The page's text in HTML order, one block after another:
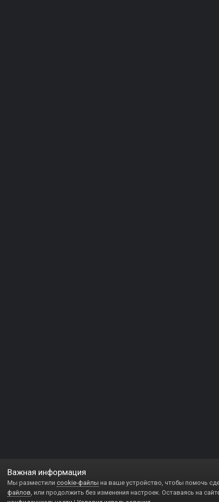
Важная информация
Мы разместили cookie-файлы на ваше устройство, чтобы помочь
файлов, или продолжить без изменения настроек. Оставаясь на